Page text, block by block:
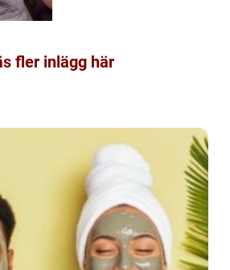
fler inlägg här